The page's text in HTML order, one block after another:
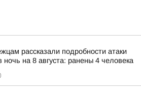
рассказали подробности атаки
на 8 августа: ранены 4 человека